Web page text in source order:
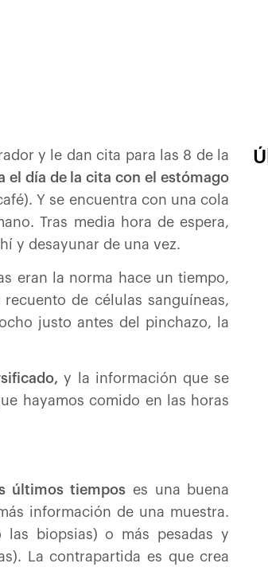
y le dan cita para las 8 de la
el día de la cita con el estómago
Y se encuentra con una cola
Tras media hora de espera,
y desayunar de una vez.
eran la norma hace un tiempo,
de células sanguíneas,
justo antes del pinchazo, la
y la información que se
hayamos comido en las horas
últimos tiemposes una buena
información de una muestra.
las biopsias) o más pesadas y
La contrapartida es que crea